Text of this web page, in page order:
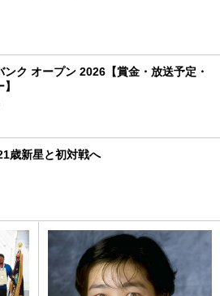
ンク オープン 2026【賞金・放送予定・
歳新星と初対戦へ